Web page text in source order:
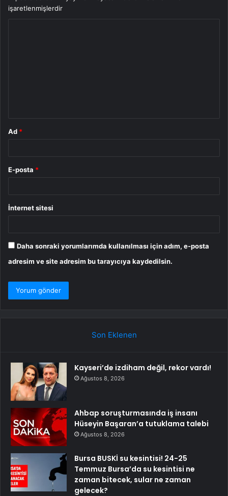
işaretlenmişlerdir
Ad *
E-posta *
İnternet sitesi
Daha sonraki yorumlarımda kullanılması için adım, e-posta
adresim ve site adresim bu tarayıcıya kaydedilsin.
Son Eklenen
Kayseri’de izdiham değil, rekor vardı!
Ağustos 8, 2026
Ahbap soruşturmasında iş insanı
Hüseyin Başaran’a tutuklama talebi
Ağustos 8, 2026
Bursa BUSKİ su kesintisi! 24-25
Temmuz Bursa’da su kesintisi ne
zaman bitecek, sular ne zaman
gelecek?